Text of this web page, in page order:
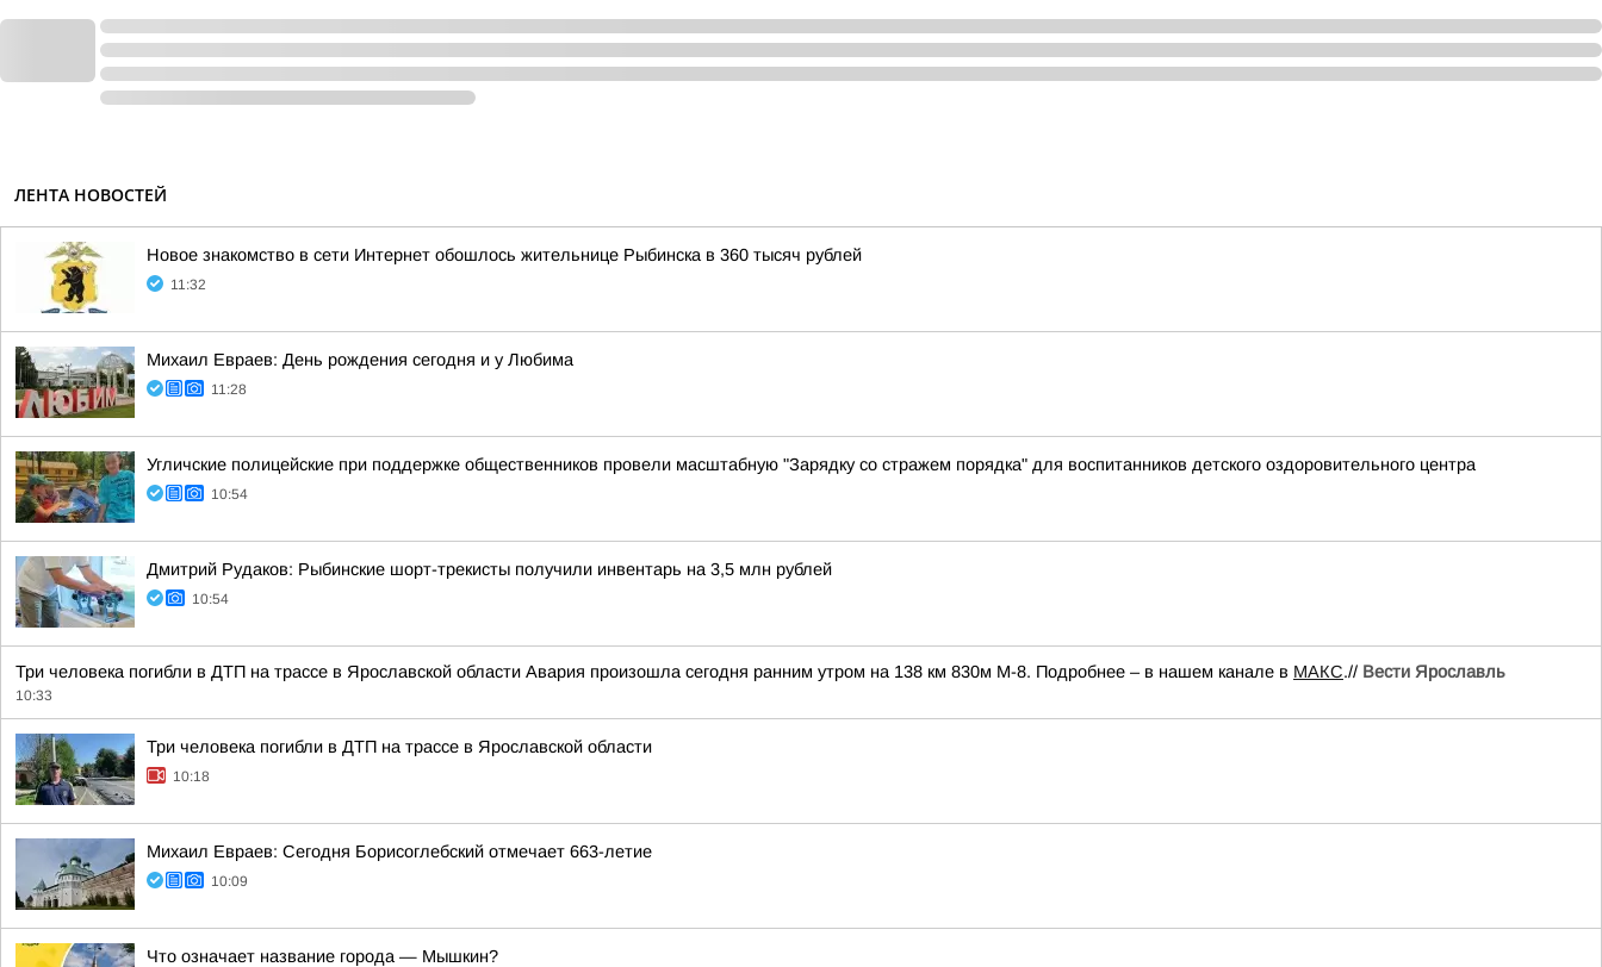
ЛЕНТА НОВОСТЕЙ
Новое знакомство в сети Интернет обошлось жительнице Рыбинска в 360 тысяч рублей
11:32
Михаил Евраев: День рождения сегодня и у Любима
11:28
Угличские полицейские при поддержке общественников провели масштабную "Зарядку со стражем порядка" для воспитанников детского оздоровительного центра
10:54
Дмитрий Рудаков: Рыбинские шорт-трекисты получили инвентарь на 3,5 млн рублей
10:54
Три человека погибли в ДТП на трассе в Ярославской области Авария произошла сегодня ранним утром на 138 км 830м М-8. Подробнее – в нашем канале в МАКС.// Вести Ярославль
10:33
Три человека погибли в ДТП на трассе в Ярославской области
10:18
Михаил Евраев: Сегодня Борисоглебский отмечает 663-летие
10:09
Что означает название города — Мышкин?